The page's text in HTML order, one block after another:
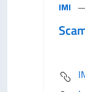
IMI